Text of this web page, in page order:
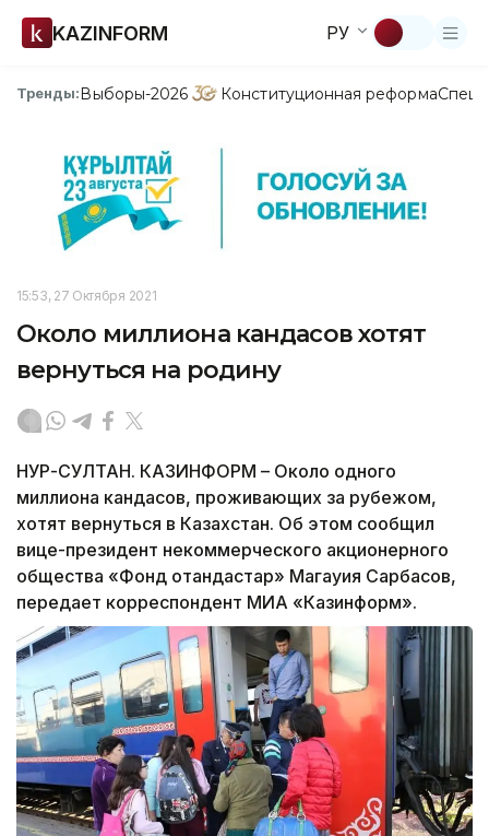
KAZINFORM РУ
Тренды:Выборы-2026 Конституционная реформа
15:53, 27 Октября 2021
Около миллиона кандасов хотят
вернуться на родину
НУР-СУЛТАН. КАЗИНФОРМ – Около одного
миллиона кандасов, проживающих за рубежом,
хотят вернуться в Казахстан. Об этом сообщил
вице-президент некоммерческого акционерного
общества «Фонд отандастар» Магауия Сарбасов,
передает корреспондент МИА «Казинформ».